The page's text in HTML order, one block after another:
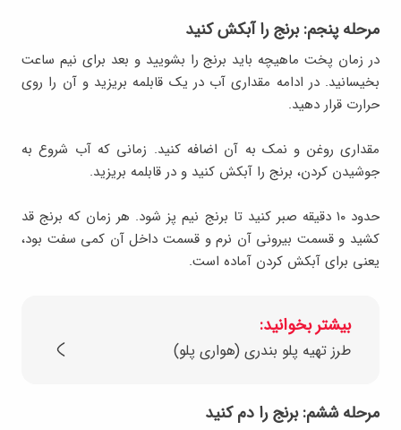
مرحله پنجم: برنج را آبکش کنید
در زمان پخت ماهیچه باید برنج را بشویید و بعد برای نیم ساعت
بخیسانید. در ادامه مقداری آب در یک قابلمه بریزید و آن را روی
حرارت قرار دهید.
مقداری روغن و نمک به آن اضافه کنید. زمانی که آب شروع به
جوشیدن کردن، برنج را آبکش کنید و در قابلمه بریزید.
حدود ۱۰ دقیقه صبر کنید تا برنج نیم پز شود. هر زمان که برنج قد
کشید و قسمت بیرونی آن نرم و قسمت داخل آن کمی سفت بود،
یعنی برای آبکش کردن آماده است.
بیشتر بخوانید:
طرز تهیه پلو بندری (هواری پلو)
مرحله ششم: برنج را دم کنید